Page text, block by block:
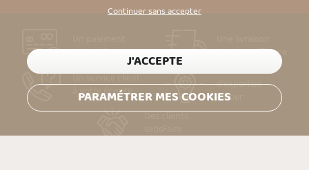
sécurisé
simple & efficace
Un service client
à votre écoute
Des années
d'expertise
métier
Des clients
Continuer sans accepter
J'ACCEPTE
PARAMÉTRER MES COOKIES